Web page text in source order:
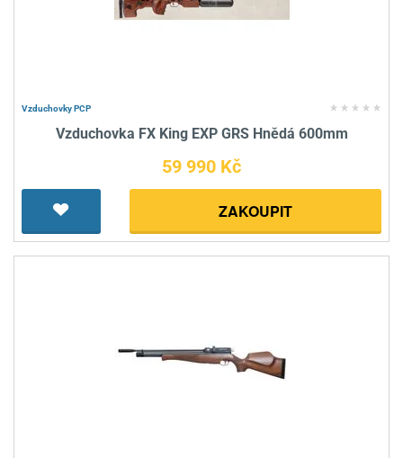
Vzduchovky PCP
Vzduchovka FX King EXP GRS Hnědá 600mm
59 990 Kč
ZAKOUPIT